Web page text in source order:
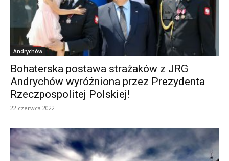
Andrychów
Bohaterska postawa strażaków z JRG
Andrychów wyróżniona przez Prezydenta
Rzeczpospolitej Polskiej!
22 czerwca 2022